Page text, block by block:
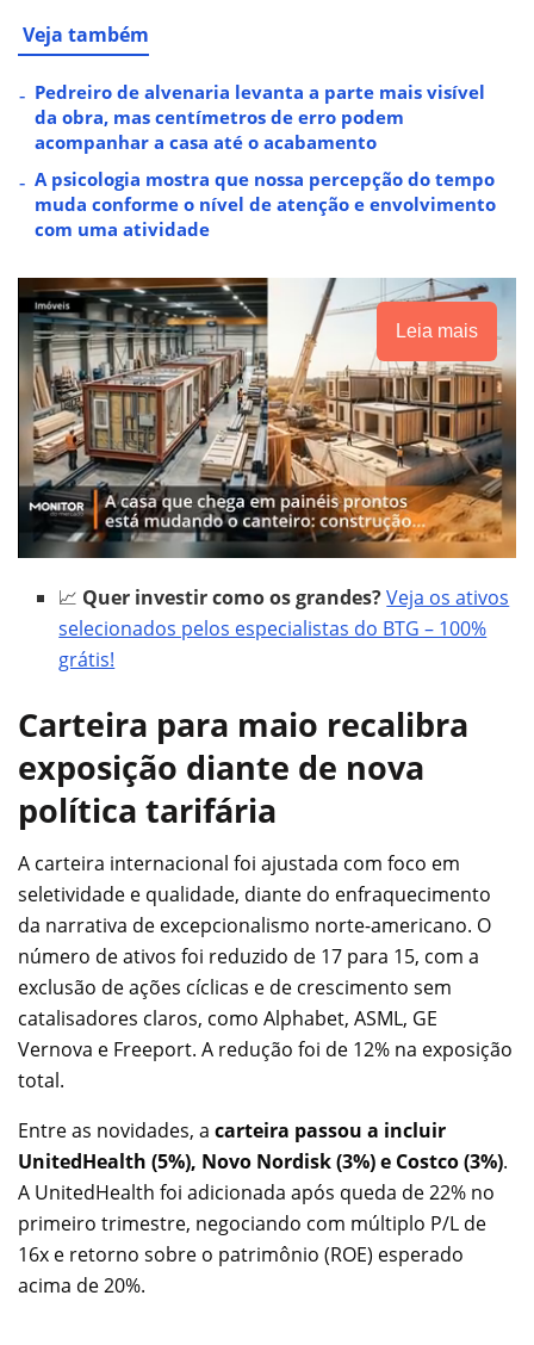
Veja também
Pedreiro de alvenaria levanta a parte mais visível
da obra, mas centímetros de erro podem
acompanhar a casa até o acabamento
A psicologia mostra que nossa percepção do tempo
muda conforme o nível de atenção e envolvimento
com uma atividade
Leia mais
📈 Quer investir como os grandes?Veja os ativos
selecionados pelos especialistas do BTG – 100%
grátis!
Carteira para maio recalibra
exposição diante de nova
política tarifária
A carteira internacional foi ajustada com foco em
seletividade e qualidade, diante do enfraquecimento
da narrativa de excepcionalismo norte-americano. O
número de ativos foi reduzido de 17 para 15, com a
exclusão de ações cíclicas e de crescimento sem
catalisadores claros, como Alphabet, ASML, GE
Vernova e Freeport. A redução foi de 12% na exposição
total.
Entre as novidades, a carteira passou a incluir
UnitedHealth (5%), Novo Nordisk (3%) e Costco (3%).
A UnitedHealth foi adicionada após queda de 22% no
primeiro trimestre, negociando com múltiplo P/L de
16x e retorno sobre o patrimônio (ROE) esperado
acima de 20%.